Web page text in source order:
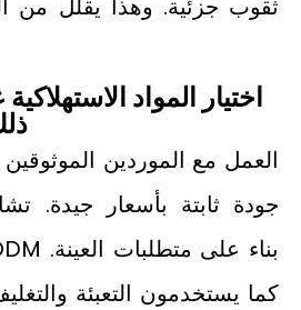
ثقوب جزئية. وهذا يقلل من
اختيار المواد
العمل مع الموردين
جودة ثابتة بأسعار جيدة.
كما يستخدمون التعبئة